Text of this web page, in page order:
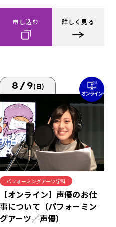
申し込む 詳しく見る
8/9(日)
パフォーミングアーツ学科
【オンライン】声優のお仕
事について（パフォーミン
グアーツ／声優）